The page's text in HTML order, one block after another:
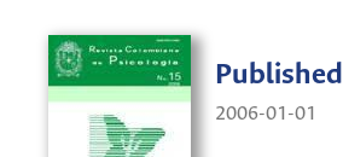
Published
2006-01-01